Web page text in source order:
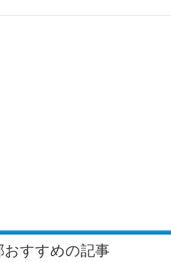
おすすめの記事